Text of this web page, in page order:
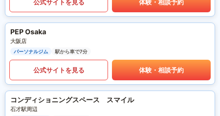
公式サイトを見る 体験・相談予約
PEP Osaka
大阪店
パーソナルジム 駅から車で7分
公式サイトを見る 体験・相談予約
コンディショニングスペース スマイル
石才駅周辺